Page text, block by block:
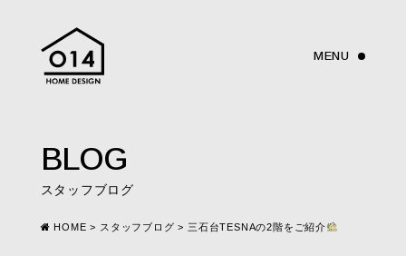
BLOG
スタッフブログ
HOME > スタッフブログ > 三石台TESNAの2階をご紹介